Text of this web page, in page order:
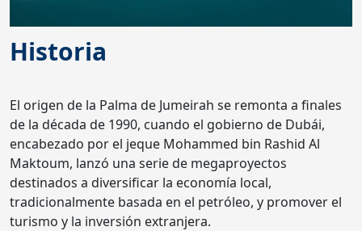
Historia
El origen de la Palma de Jumeirah se remonta a finales
de la década de 1990, cuando el gobierno de Dubái,
encabezado por el jeque Mohammed bin Rashid Al
Maktoum, lanzó una serie de megaproyectos
destinados a diversificar la economía local,
tradicionalmente basada en el petróleo, y promover el
turismo y la inversión extranjera.